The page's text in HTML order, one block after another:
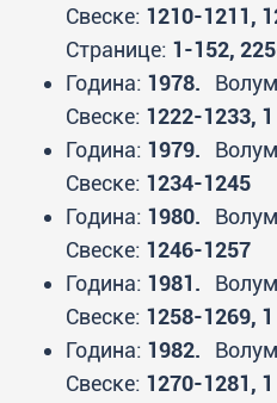
Свеске: 1210-1211,
Странице: 1-152,
Година: 1978.
Свеске: 1222-1233,
Година: 1979.
Свеске: 1234-1245
Година: 1980.
Свеске: 1246-1257
Година: 1981.
Свеске: 1258-1269,
Година: 1982.
Свеске: 1270-1281,